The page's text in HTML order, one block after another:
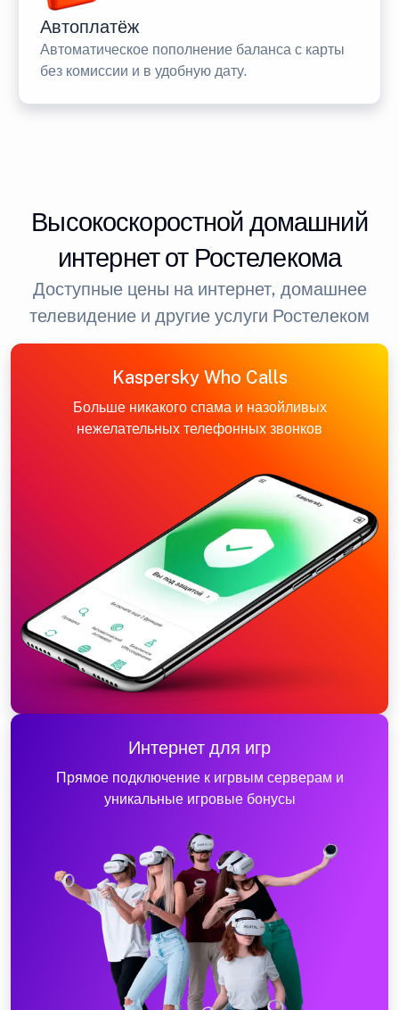
Автоплатёж
Автоматическое пополнение баланса с карты
без комиссии и в удобную дату.
Высокоскоростной домашний
интернет от Ростелекома
Доступные цены на интернет, домашнее
телевидение и другие услуги Ростелеком
Kaspersky Who Calls
Больше никакого спама и назойливых
нежелательных телефонных звонков
Интернет для игр
Прямое подключение к игрвым серверам и
уникальные игровые бонусы